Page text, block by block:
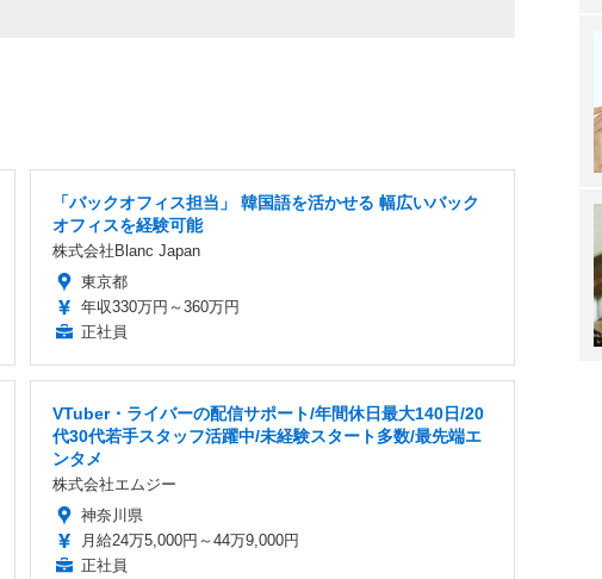
「バックオフィス担当」 韓国語を活かせる 幅広いバック
オフィスを経験可能
株式会社Blanc Japan
東京都
年収330万円～360万円
正社員
VTuber・ライバーの配信サポート/年間休日最大140日/20
代30代若手スタッフ活躍中/未経験スタート多数/最先端エ
ンタメ
株式会社エムジー
神奈川県
月給24万5,000円～44万9,000円
正社員